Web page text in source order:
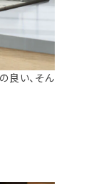
良い、そん